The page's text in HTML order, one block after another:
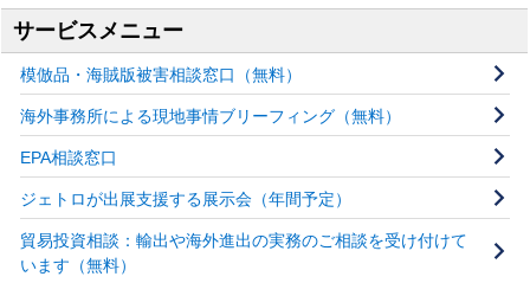
サービスメニュー
模倣品・海賊版被害相談窓口（無料）
海外事務所による現地事情ブリーフィング（無料）
EPA相談窓口
ジェトロが出展支援する展示会（年間予定）
貿易投資相談：輸出や海外進出の実務のご相談を受け付けて
います（無料）